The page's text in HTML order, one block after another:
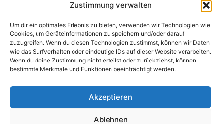
Zustimmung verwalten
Um dir ein optimales Erlebnis zu bieten, verwenden wir Technologien wie
Cookies, um Geräteinformationen zu speichern und/oder darauf
zuzugreifen. Wenn du diesen Technologien zustimmst, können wir Daten
wie das Surfverhalten oder eindeutige IDs auf dieser Website verarbeiten.
Wenn du deine Zustimmung nicht erteilst oder zurückziehst, können
bestimmte Merkmale und Funktionen beeinträchtigt werden.
Akzeptieren
Ablehnen
*Aashirvaad Chappati 5 kg Aashirvaad Chapati